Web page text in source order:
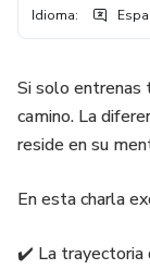
Idioma:
Si solo entrenas
camino. La
reside en su
En esta charla
✔️ La trayectoria